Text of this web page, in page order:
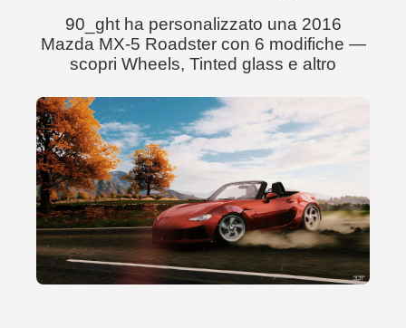
90_ght ha personalizzato una 2016
Mazda MX-5 Roadster con 6 modifiche —
scopri Wheels, Tinted glass e altro